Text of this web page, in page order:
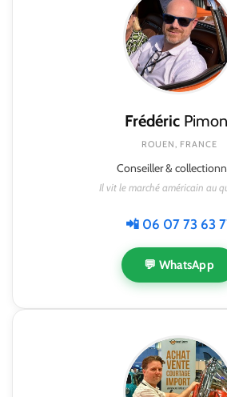
Frédéric
ROUEN, FRANCE
Conseiller &
Il vit le marché américain au
📲 06 07 73 63
💬 WhatsApp